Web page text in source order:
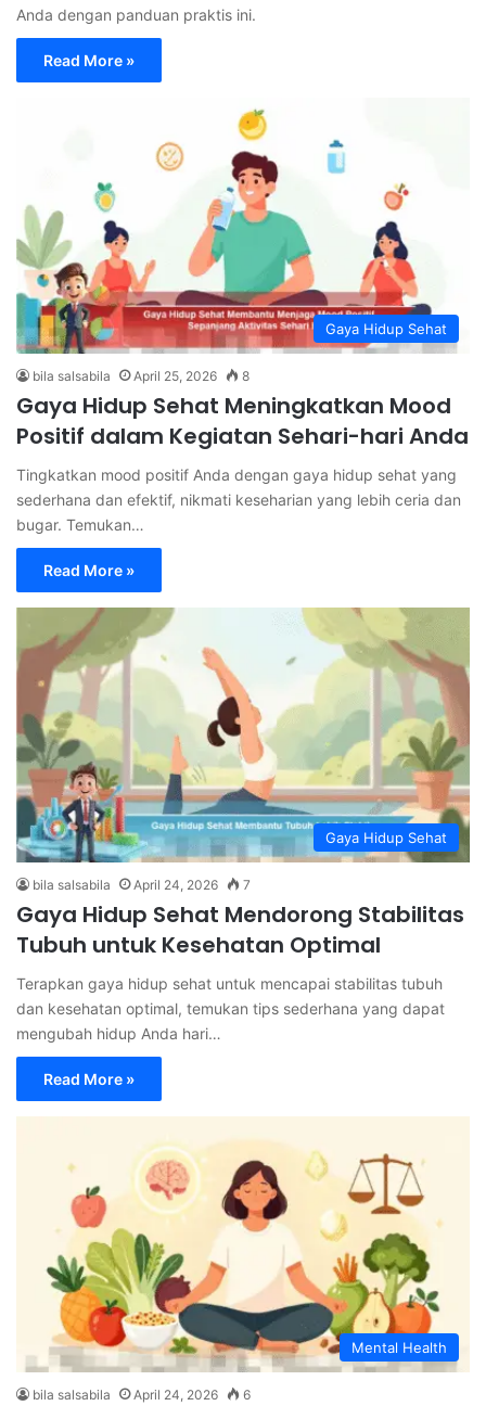
Anda dengan panduan praktis ini.
Read More »
Gaya Hidup Sehat
bila salsabila April 25, 2026 8
Gaya Hidup Sehat Meningkatkan Mood
Positif dalam Kegiatan Sehari-hari Anda
Tingkatkan mood positif Anda dengan gaya hidup sehat yang
sederhana dan efektif, nikmati keseharian yang lebih ceria dan
bugar. Temukan…
Read More »
Gaya Hidup Sehat
bila salsabila April 24, 2026 7
Gaya Hidup Sehat Mendorong Stabilitas
Tubuh untuk Kesehatan Optimal
Terapkan gaya hidup sehat untuk mencapai stabilitas tubuh
dan kesehatan optimal, temukan tips sederhana yang dapat
mengubah hidup Anda hari…
Read More »
Mental Health
bila salsabila April 24, 2026 6